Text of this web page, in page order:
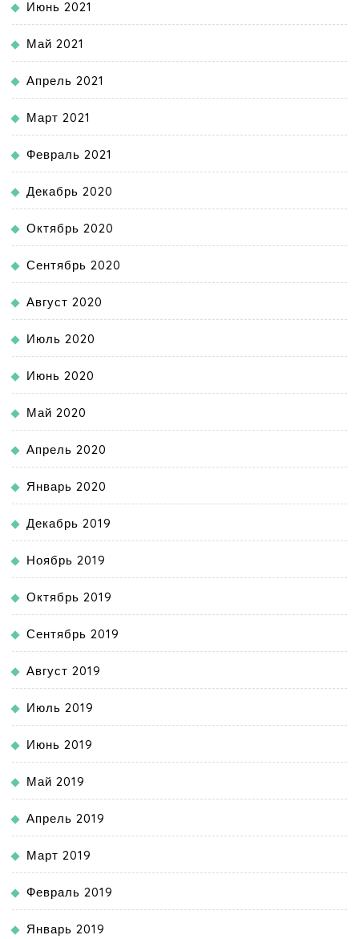
Июнь 2021
Май 2021
Апрель 2021
Март 2021
Февраль 2021
Декабрь 2020
Октябрь 2020
Сентябрь 2020
Август 2020
Июль 2020
Июнь 2020
Май 2020
Апрель 2020
Январь 2020
Декабрь 2019
Ноябрь 2019
Октябрь 2019
Сентябрь 2019
Август 2019
Июль 2019
Июнь 2019
Май 2019
Апрель 2019
Март 2019
Февраль 2019
Январь 2019